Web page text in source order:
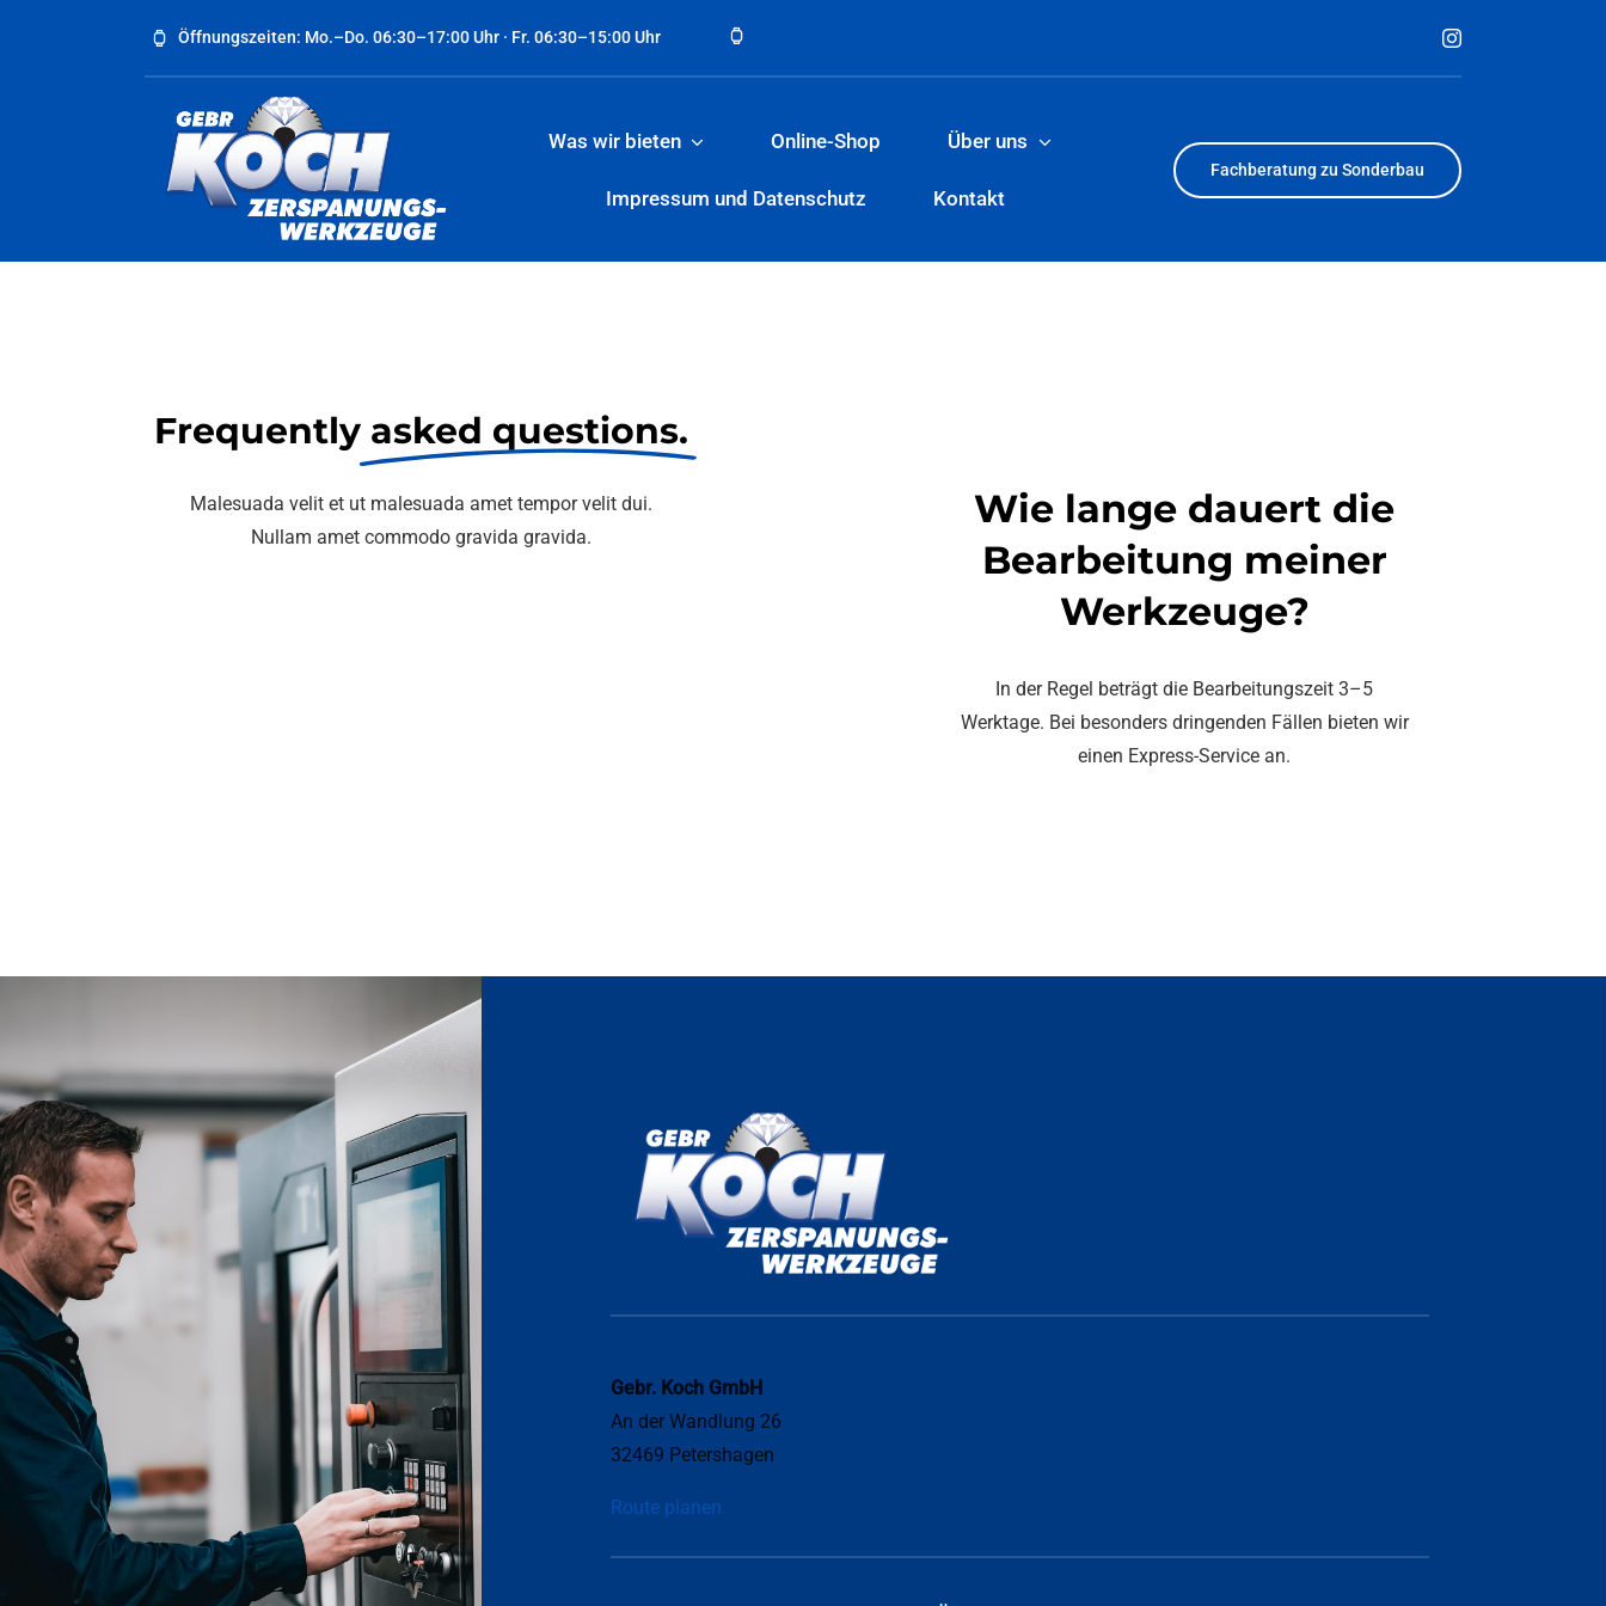
Öffnungszeiten: Mo.–Do. 06:30–17:00 Uhr · Fr. 06:30–15:00 Uhr
Was wir bieten Online-Shop Über uns
Impressum und Datenschutz Kontakt
Fachberatung zu Sonderbau
Frequently asked questions.
Malesuada velit et ut malesuada amet tempor velit dui.
Nullam amet commodo gravida gravida.
Wie lange dauert die
Bearbeitung meiner
Werkzeuge?
In der Regel beträgt die Bearbeitungszeit 3–5
Werktage. Bei besonders dringenden Fällen bieten wir
einen Express-Service an.
Gebr. Koch GmbH
An der Wandlung 26
32469 Petershagen
Route planen